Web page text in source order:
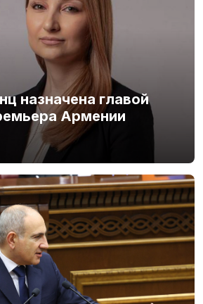
назначена главой
Армении